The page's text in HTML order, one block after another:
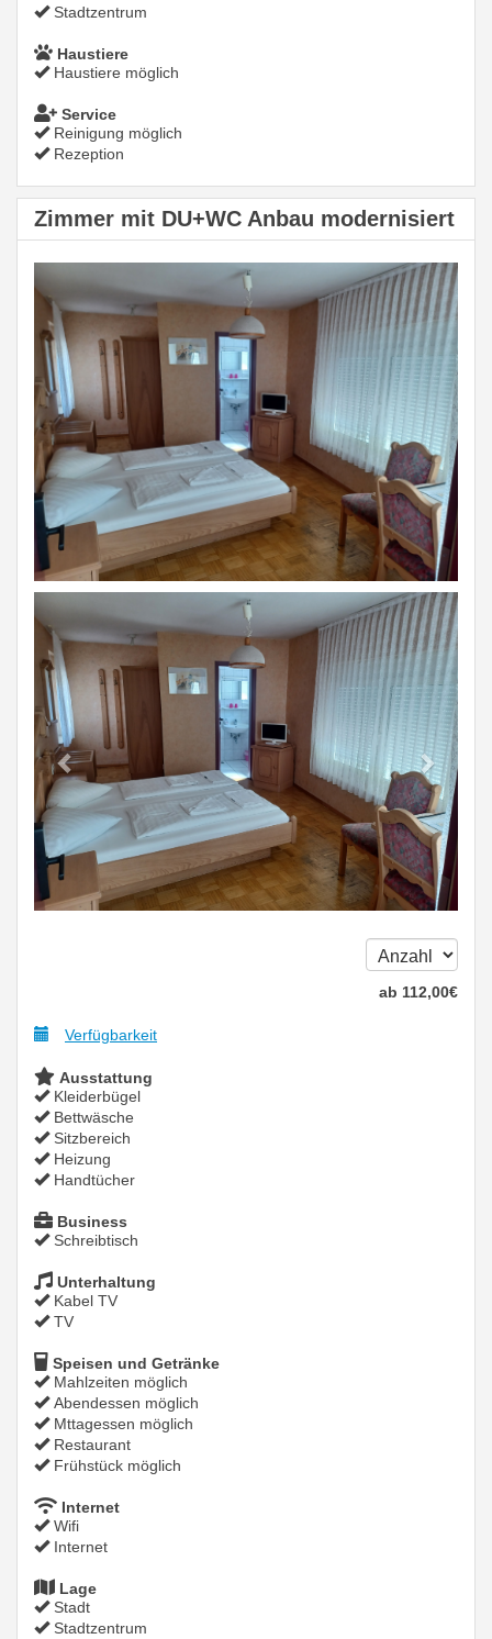
Stadtzentrum
Haustiere
Haustiere möglich
Service
Reinigung möglich
Rezeption
Zimmer mit DU+WC Anbau modernisiert
Previous Next
ab 112,00€
Verfügbarkeit
Ausstattung
Kleiderbügel
Bettwäsche
Sitzbereich
Heizung
Handtücher
Business
Schreibtisch
Unterhaltung
Kabel TV
TV
Speisen und Getränke
Mahlzeiten möglich
Abendessen möglich
Mttagessen möglich
Restaurant
Frühstück möglich
Internet
Wifi
Internet
Lage
Stadt
Stadtzentrum